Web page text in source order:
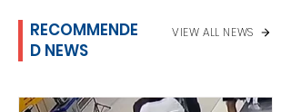
RECOMMENDE
D NEWS
VIEW ALL NEWS